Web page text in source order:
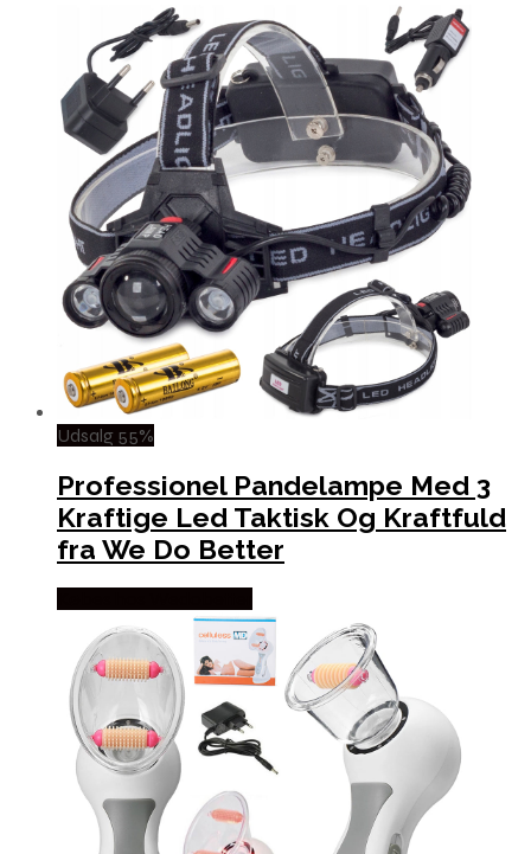
Udsalg 55%
Professionel Pandelampe Med 3
Kraftige Led Taktisk Og Kraftfuld
fra We Do Better